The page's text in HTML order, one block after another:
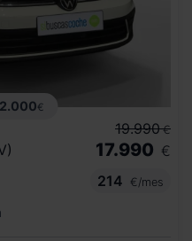
€
19.990 €
17.990 €
214
€/mes